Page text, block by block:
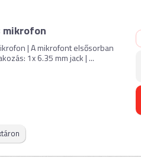
mikrofon
| A mikrofont elsősorban
1x 6.35 mm jack | ...